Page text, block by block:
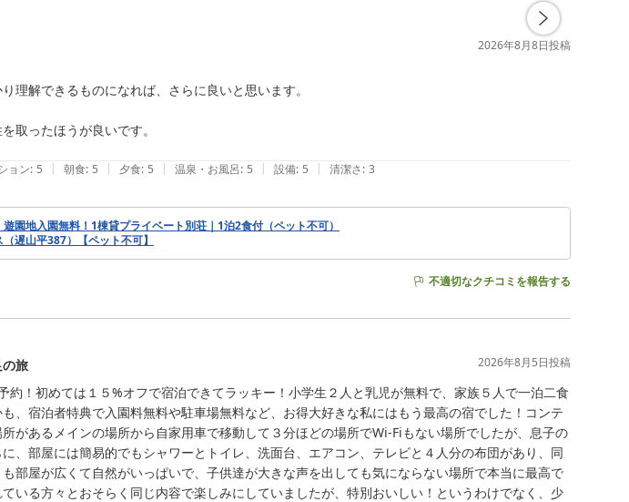
2026年8月8日投稿
理解できるものになれば、さらに良いと思います。
取ったほうが良いです。
ョン: 5 | 朝食: 5 | 夕食: 5 | 温泉・お風呂: 5 | 設備: 5 | 清潔さ: 3
園地入園無料！1棟貸プライベート別荘｜1泊2食付（ペット不可）
遅山平387）【ペット不可】
不適切なクチコミを報告する
旅 2026年8月5日投稿
約！初めては１５%オフで宿泊できてラッキー！小学生２人と乳児が無料で、家族５人で一泊二食
、宿泊者特典で入園料無料や駐車場無料など、お得大好きな私にはもう最高の宿でした！コンテ
があるメインの場所から自家用車で移動して３分ほどの場所でWi-Fiもない場所でしたが、息子の
、部屋には簡易的でもシャワーとトイレ、洗面台、エアコン、テレビと４人分の布団があり、同
部屋が広くて自然がいっぱいで、子供達が大きな声を出しても気にならない場所で本当に最高で
いる方々とおそらく同じ内容で楽しみにしていましたが、特別おいしい！というわけでなく、少